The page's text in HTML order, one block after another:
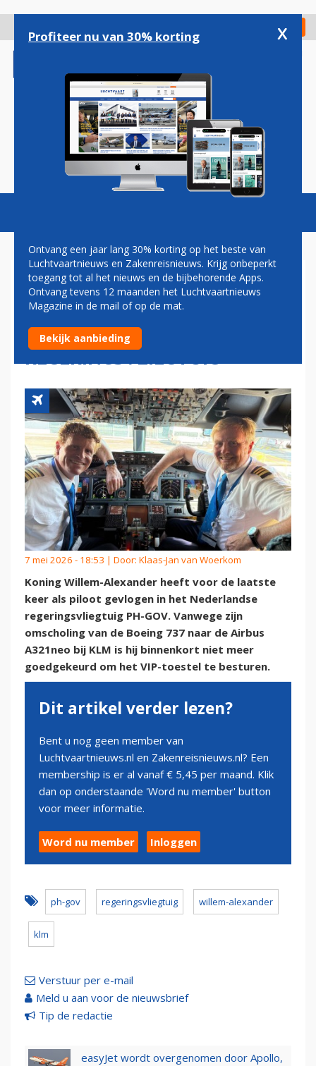
gaan
Check in
Magazine Podcasts Vacatures
KONING KRUIPT VOOR DE
LAATSTE KEER ACHTER HET
STUUR VAN NEDERLANDS
REGERINGSVLIEGTUIG
7 mei 2026 - 18:53 | Door: Klaas-Jan van Woerkom
Koning Willem-Alexander heeft voor de laatste
keer als piloot gevlogen in het Nederlandse
regeringsvliegtuig PH-GOV. Vanwege zijn
omscholing van de Boeing 737 naar de Airbus
A321neo bij KLM is hij binnenkort niet meer
goedgekeurd om het VIP-toestel te besturen.
Dit artikel verder lezen?
Bent u nog geen member van
Luchtvaartnieuws.nl en Zakenreisnieuws.nl? Een
membership is er al vanaf € 5,45 per maand. Klik
dan op onderstaande 'Word nu member' button
voor meer informatie.
Word nu member Inloggen
ph-gov regeringsvliegtuig willem-alexander
klm
Verstuur per e-mail
Meld u aan voor de nieuwsbrief
Tip de redactie
easyJet wordt overgenomen door Apollo,
Profiteer nu van 30% korting x
Ontvang een jaar lang 30% korting op het beste van
Luchtvaartnieuws en Zakenreisnieuws. Krijg onbeperkt
toegang tot al het nieuws en de bijbehorende Apps.
Ontvang tevens 12 maanden het Luchtvaartnieuws
Magazine in de mail of op de mat.
Bekijk aanbieding